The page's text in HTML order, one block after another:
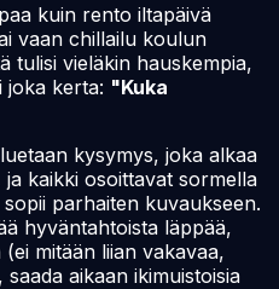
kuin rento iltapäivä
vaan chillailu koulun
tulisi vieläkin hauskempia,
joka kerta: "Kuka
kysymys, joka alkaa
kaikki osoittavat sormella
parhaiten kuvaukseen.
hyväntahtoista läppää,
mitään liian vakavaa,
aikaan ikimuistoisia